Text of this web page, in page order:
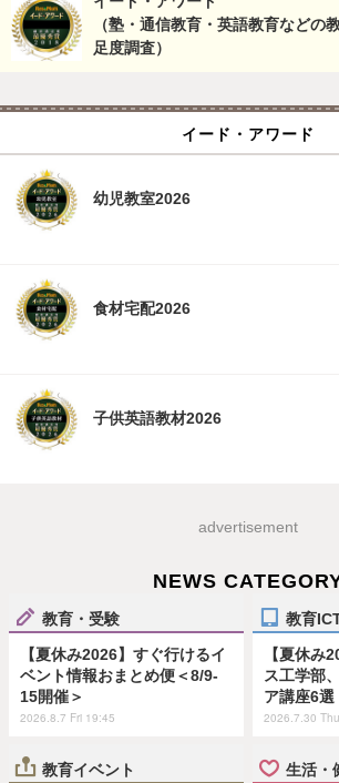
（塾・通信教育・英語教育などの
足度調査）
イード・アワード
幼児教室2026
食材宅配2026
子供英語教材2026
advertisement
NEWS
教育・受験
【夏休み2026】すぐ行けるイ
ベント情報おまとめ便＜8/9-
15開催＞
2026.8.7 Fri 19:45
教育
【夏休み
ス工学部
ア講座6選
2026.7.30
教育イベント 生活・